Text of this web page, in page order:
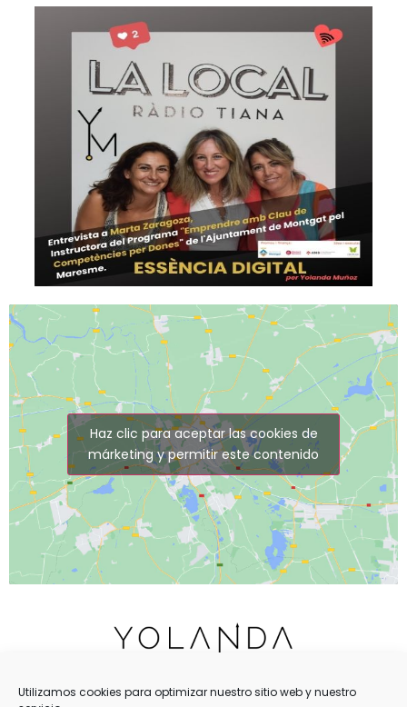
Utilizamos cookies para optimizar nuestro sitio web y nuestro
Haz clic para aceptar las cookies de
márketing y permitir este contenido